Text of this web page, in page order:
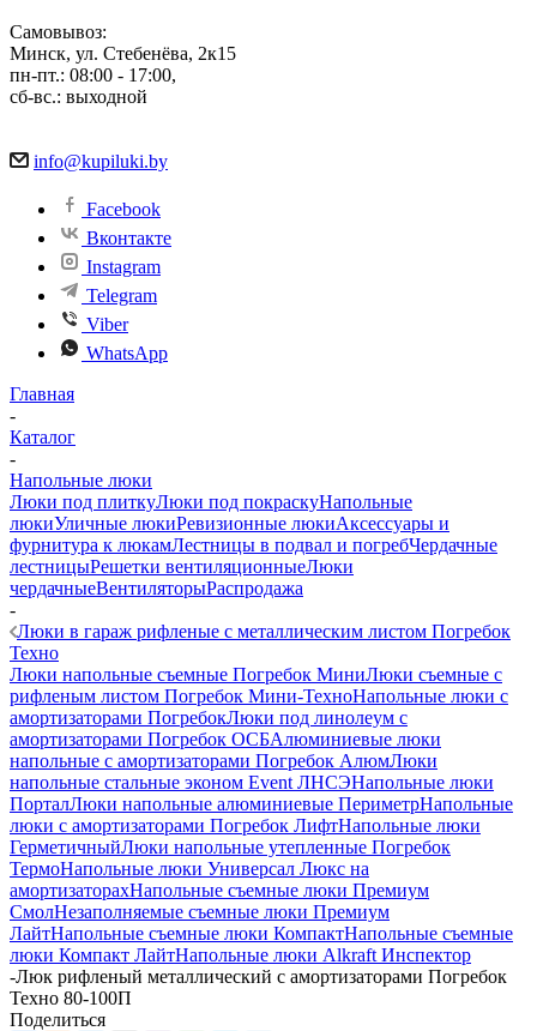
Самовывоз:
Минск, ул. Стебенёва, 2к15
пн-пт.: 08:00 - 17:00,
сб-вс.: выходной
info@kupiluki.by
Facebook
Вконтакте
Instagram
Telegram
Viber
WhatsApp
Главная
-
Каталог
-
Напольные люки
Люки под плиткуЛюки под покраскуНапольные
люкиУличные люкиРевизионные люкиАксессуары и
фурнитура к люкамЛестницы в подвал и погребЧердачные
лестницыРешетки вентиляционныеЛюки
чердачныеВентиляторыРаспродажа
-
Люки в гараж рифленые с металлическим листом Погребок
Техно
Люки напольные съемные Погребок МиниЛюки съемные с
рифленым листом Погребок Мини-ТехноНапольные люки с
амортизаторами ПогребокЛюки под линолеум с
амортизаторами Погребок ОСБАлюминиевые люки
напольные с амортизаторами Погребок АлюмЛюки
напольные стальные эконом Event ЛНСЭНапольные люки
ПорталЛюки напольные алюминиевые ПериметрНапольные
люки с амортизаторами Погребок ЛифтНапольные люки
ГерметичныйЛюки напольные утепленные Погребок
ТермоНапольные люки Универсал Люкс на
амортизаторахНапольные съемные люки Премиум
СмолНезаполняемые съемные люки Премиум
ЛайтНапольные съемные люки КомпактНапольные съемные
люки Компакт ЛайтНапольные люки Alkraft Инспектор
-Люк рифленый металлический с амортизаторами Погребок
Техно 80-100П
Поделиться